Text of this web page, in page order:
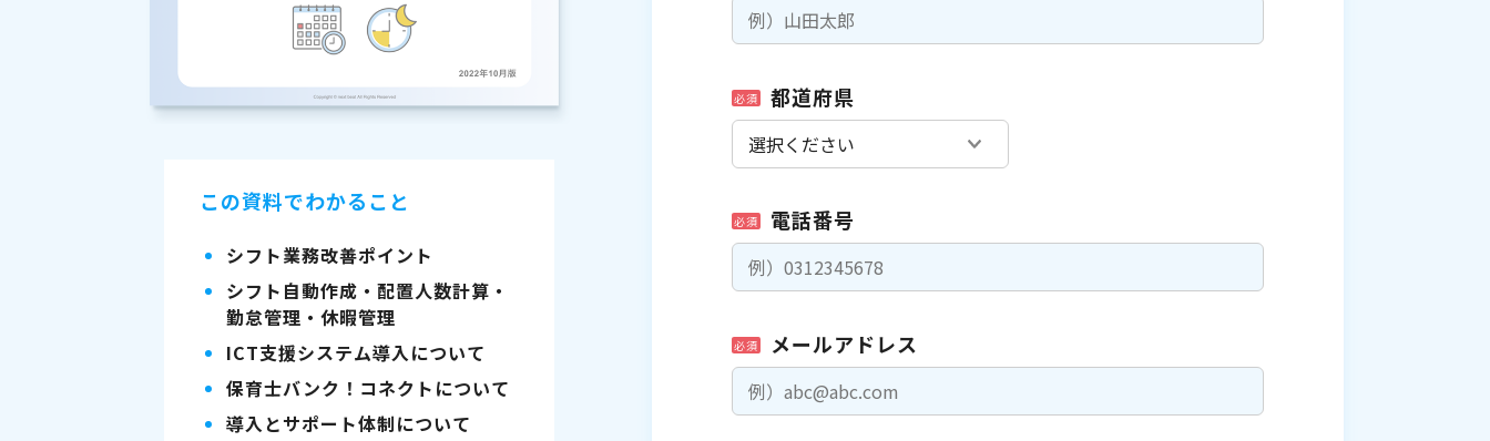
この資料でわかること
シフト業務改善ポイント
シフト自動作成・配置人数計算・
勤怠管理・休暇管理
ICT支援システム導入について
保育士バンク！コネクトについて
導入とサポート体制について
必須 都道府県
必須 電話番号
必須 メールアドレス